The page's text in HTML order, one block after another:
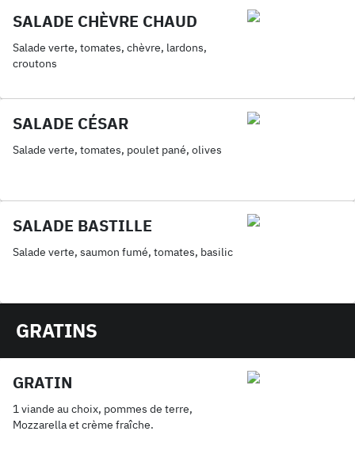
SALADE CHÈVRE CHAUD
Salade verte, tomates, chèvre, lardons,
croutons
SALADE CÉSAR
Salade verte, tomates, poulet pané, olives
SALADE BASTILLE
Salade verte, saumon fumé, tomates, basilic
GRATINS
GRATIN
1 viande au choix, pommes de terre,
Mozzarella et crème fraîche.